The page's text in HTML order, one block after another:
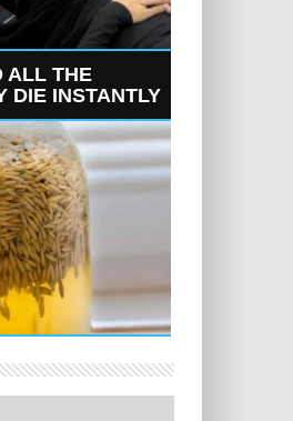
ALL THE
DIE INSTANTLY